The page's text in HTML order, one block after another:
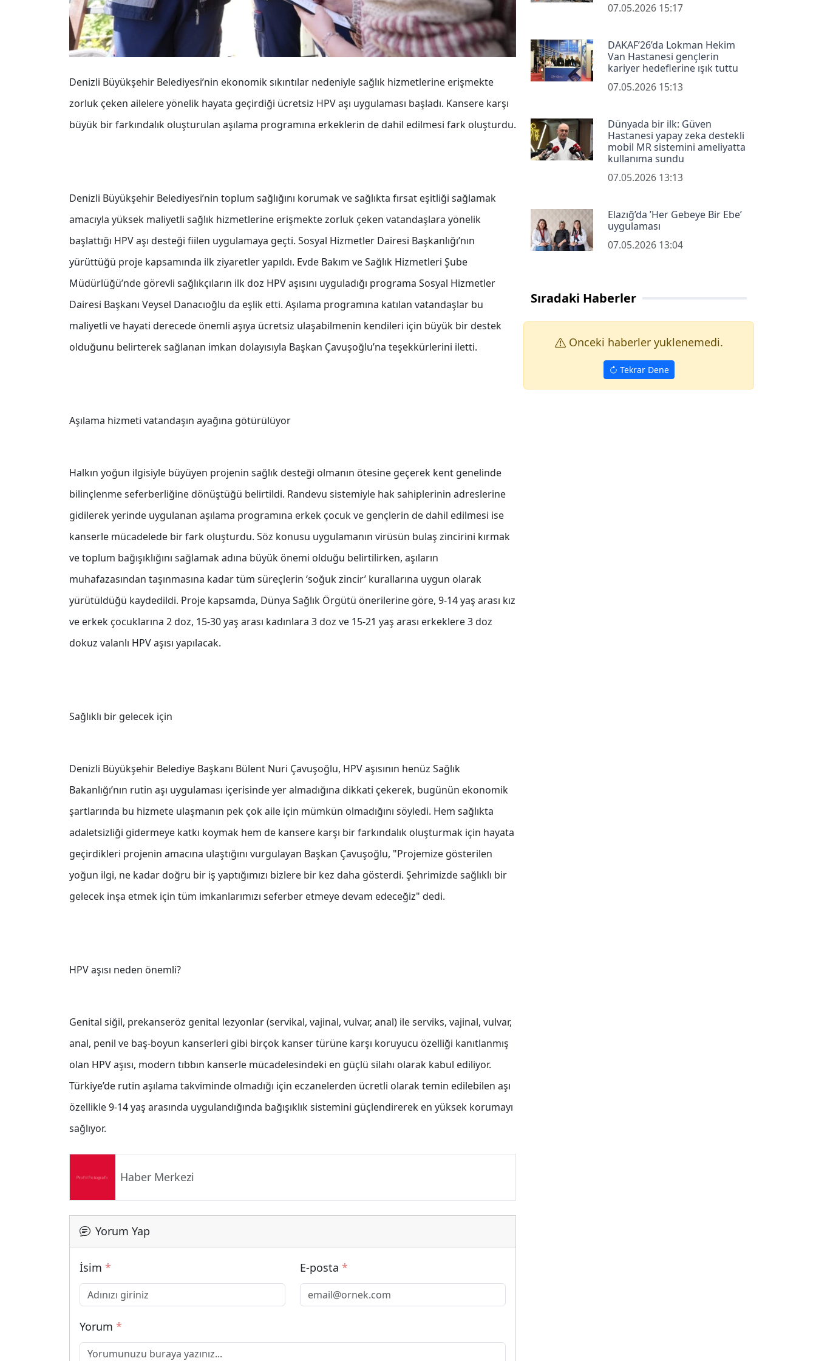
Denizli Büyükşehir Belediyesi’nin ekonomik sıkıntılar nedeniyle sağlık hizmetlerine erişmekte
zorluk çeken ailelere yönelik hayata geçirdiği ücretsiz HPV aşı uygulaması başladı. Kansere karşı
büyük bir farkındalık oluşturulan aşılama programına erkeklerin de dahil edilmesi fark oluşturdu.
Denizli Büyükşehir Belediyesi’nin toplum sağlığını korumak ve sağlıkta fırsat eşitliği sağlamak
amacıyla yüksek maliyetli sağlık hizmetlerine erişmekte zorluk çeken vatandaşlara yönelik
başlattığı HPV aşı desteği fiilen uygulamaya geçti. Sosyal Hizmetler Dairesi Başkanlığı’nın
yürüttüğü proje kapsamında ilk ziyaretler yapıldı. Evde Bakım ve Sağlık Hizmetleri Şube
Müdürlüğü’nde görevli sağlıkçıların ilk doz HPV aşısını uyguladığı programa Sosyal Hizmetler
Dairesi Başkanı Veysel Danacıoğlu da eşlik etti. Aşılama programına katılan vatandaşlar bu
maliyetli ve hayati derecede önemli aşıya ücretsiz ulaşabilmenin kendileri için büyük bir destek
olduğunu belirterek sağlanan imkan dolayısıyla Başkan Çavuşoğlu’na teşekkürlerini iletti.
Aşılama hizmeti vatandaşın ayağına götürülüyor
Halkın yoğun ilgisiyle büyüyen projenin sağlık desteği olmanın ötesine geçerek kent genelinde
bilinçlenme seferberliğine dönüştüğü belirtildi. Randevu sistemiyle hak sahiplerinin adreslerine
gidilerek yerinde uygulanan aşılama programına erkek çocuk ve gençlerin de dahil edilmesi ise
kanserle mücadelede bir fark oluşturdu. Söz konusu uygulamanın virüsün bulaş zincirini kırmak
ve toplum bağışıklığını sağlamak adına büyük önemi olduğu belirtilirken, aşıların
muhafazasından taşınmasına kadar tüm süreçlerin ‘soğuk zincir’ kurallarına uygun olarak
yürütüldüğü kaydedildi. Proje kapsamda, Dünya Sağlık Örgütü önerilerine göre, 9-14 yaş arası kız
ve erkek çocuklarına 2 doz, 15-30 yaş arası kadınlara 3 doz ve 15-21 yaş arası erkeklere 3 doz
dokuz valanlı HPV aşısı yapılacak.
Sağlıklı bir gelecek için
Denizli Büyükşehir Belediye Başkanı Bülent Nuri Çavuşoğlu, HPV aşısının henüz Sağlık
Bakanlığı’nın rutin aşı uygulaması içerisinde yer almadığına dikkati çekerek, bugünün ekonomik
şartlarında bu hizmete ulaşmanın pek çok aile için mümkün olmadığını söyledi. Hem sağlıkta
adaletsizliği gidermeye katkı koymak hem de kansere karşı bir farkındalık oluşturmak için hayata
geçirdikleri projenin amacına ulaştığını vurgulayan Başkan Çavuşoğlu, "Projemize gösterilen
yoğun ilgi, ne kadar doğru bir iş yaptığımızı bizlere bir kez daha gösterdi. Şehrimizde sağlıklı bir
gelecek inşa etmek için tüm imkanlarımızı seferber etmeye devam edeceğiz" dedi.
HPV aşısı neden önemli?
Genital siğil, prekanseröz genital lezyonlar (servikal, vajinal, vulvar, anal) ile serviks, vajinal, vulvar,
anal, penil ve baş-boyun kanserleri gibi birçok kanser türüne karşı koruyucu özelliği kanıtlanmış
olan HPV aşısı, modern tıbbın kanserle mücadelesindeki en güçlü silahı olarak kabul ediliyor.
Türkiye’de rutin aşılama takviminde olmadığı için eczanelerden ücretli olarak temin edilebilen aşı
özellikle 9-14 yaş arasında uygulandığında bağışıklık sistemini güçlendirerek en yüksek korumayı
sağlıyor.
Haber Merkezi
Yorum Yap
İsim * E-posta *
Yorum *
07.05.2026 15:17
DAKAF’26’da Lokman Hekim
Van Hastanesi gençlerin
kariyer hedeflerine ışık tuttu
07.05.2026 15:13
Dünyada bir ilk: Güven
Hastanesi yapay zeka destekli
mobil MR sistemini ameliyatta
kullanıma sundu
07.05.2026 13:13
Elazığ’da ’Her Gebeye Bir Ebe’
uygulaması
07.05.2026 13:04
Sıradaki Haberler
Onceki haberler yuklenemedi.
Tekrar Dene